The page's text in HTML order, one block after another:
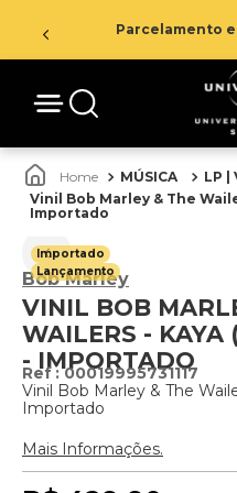
Parcelamento
MÚSICA LP |
Vinil Bob Marley & The
Importado
Importado
Lançamento
Bob Marley
VINIL BOB
WAILERS - KAYA
- IMPORTADO
:00019995731117
Vinil Bob Marley & The
Importado
Mais Informações.